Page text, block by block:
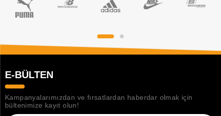
E-BÜLTEN
Kampanyalarımızdan ve fırsatlardan haberdar olmak için
bültenimize kayıt olun!